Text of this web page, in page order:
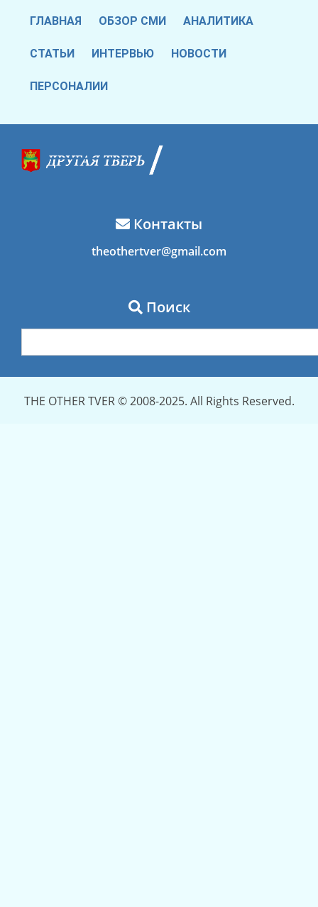
ГЛАВНАЯ ОБЗОР СМИ АНАЛИТИКА
СТАТЬИ ИНТЕРВЬЮ НОВОСТИ
ПЕРСОНАЛИИ
Контакты
theothertver@gmail.com
Поиск
THE OTHER TVER © 2008-2025. All Rights Reserved.